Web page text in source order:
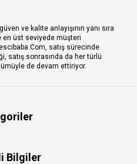
ve kalite anlayışının yanı sıra
en üst seviyede müşteri
satış sürecinde
satış sonrasında da her türlü
de devam ettiriyor.
Bilgiler